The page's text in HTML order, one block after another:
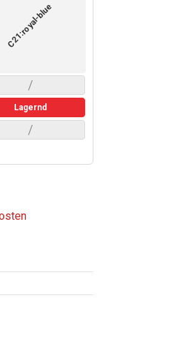
C21:royal-blue
/
Lagernd
/